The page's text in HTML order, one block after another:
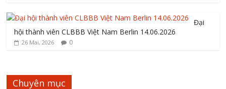
Đại
hội thành viên CLBBB Việt Nam Berlin 14.06.2026
26 Mai, 2026 0
Chuyên mục